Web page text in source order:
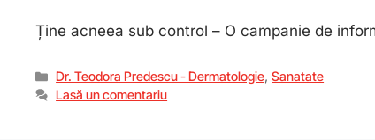
Ține acneea sub control – O campanie de
Dr. Teodora Predescu - Dermatologie,Sanatate
Lasă un comentariu